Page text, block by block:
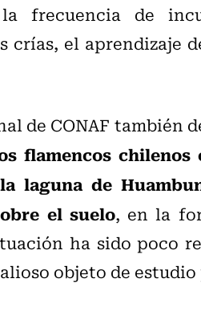
frecuencia de
crías, el aprendizaje
de CONAF también
flamencos
laguna de
el suelo, en la
ha sido poco
objeto de